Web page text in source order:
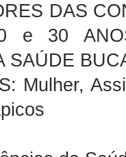
DAS
e 30
SAÚDE
Mulher,